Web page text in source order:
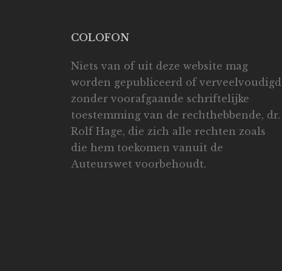
COLOFON
Niets van of uit deze website mag
worden gepubliceerd of verveelvoudigd
zonder voorafgaande schriftelijke
toestemming van de rechthebbende, dr.
Rolf Hage, die zich alle rechten zoals
die hem toekomen vanuit de
Auteurswet voorbehoudt.